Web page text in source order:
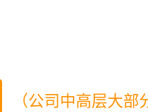
（公司中高层大